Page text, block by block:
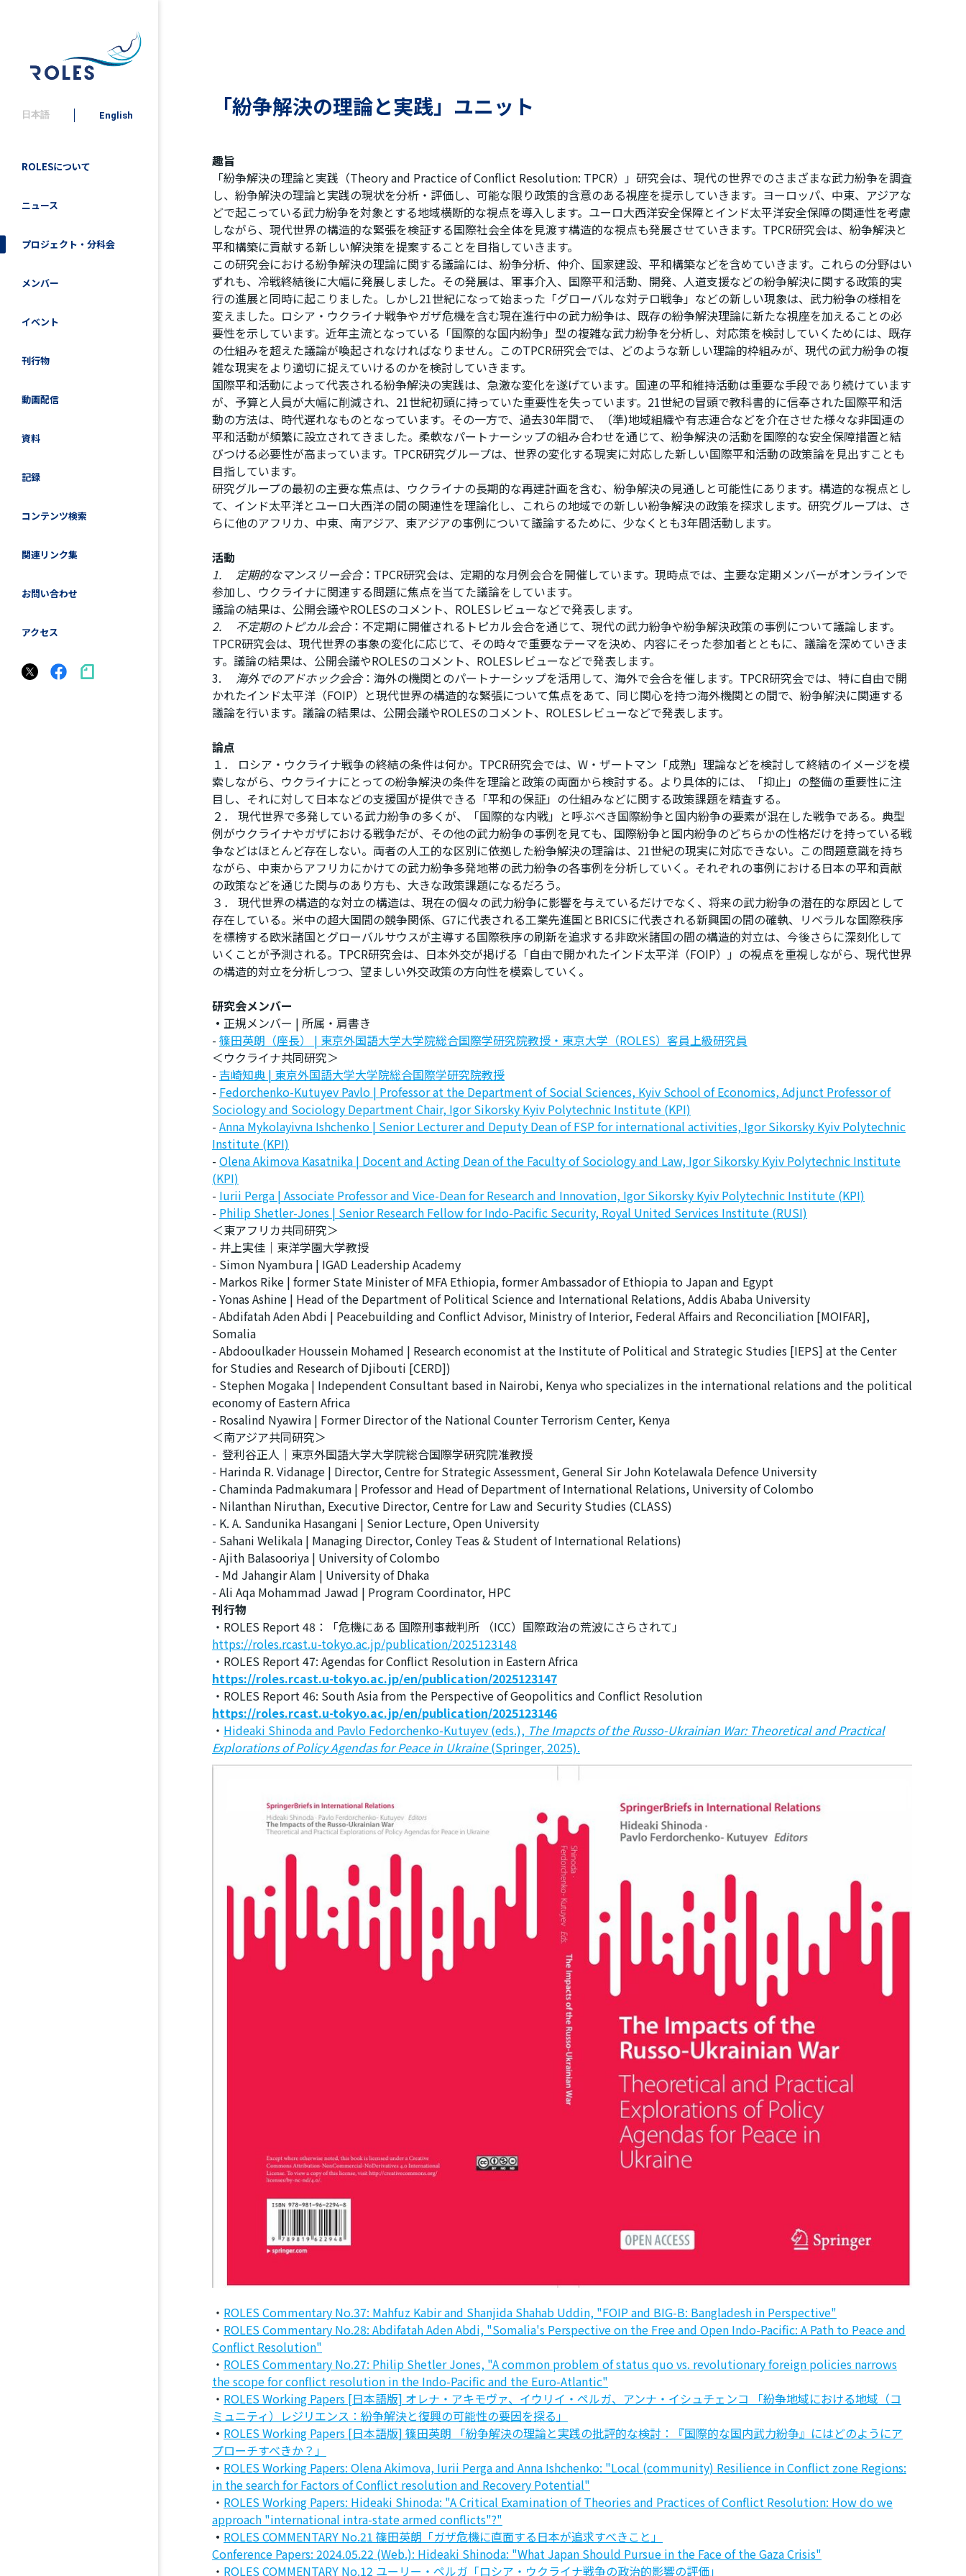
日本語 English
ROLESについて
ニュース
プロジェクト・分科会
メンバー
イベント
刊行物
動画配信
資料
記録
コンテンツ検索
関連リンク集
お問い合わせ
アクセス
「紛争解決の理論と実践」ユニット
趣旨
「紛争解決の理論と実践（Theory and Practice of Conflict Resolution: TPCR）」研究会は、現代の世界でのさまざまな武力紛争を調査
し、紛争解決の理論と実践の現状を分析・評価し、可能な限り政策的含意のある視座を提示していきます。ヨーロッパ、中東、アジアな
どで起こっている武力紛争を対象とする地域横断的な視点を導入します。ユーロ大西洋安全保障とインド太平洋安全保障の関連性を考慮
しながら、現代世界の構造的な緊張を検証する国際社会全体を見渡す構造的な視点も発展させていきます。TPCR研究会は、紛争解決と
平和構築に貢献する新しい解決策を提案することを目指していきます。
この研究会における紛争解決の理論に関する議論には、紛争分析、仲介、国家建設、平和構築などを含めていきます。これらの分野はい
ずれも、冷戦終結後に大幅に発展しました。その発展は、軍事介入、国際平和活動、開発、人道支援などの紛争解決に関する政策的実
行の進展と同時に起こりました。しかし21世紀になって始まった「グローバルな対テロ戦争」などの新しい現象は、武力紛争の様相を
変えました。ロシア・ウクライナ戦争やガザ危機を含む現在進行中の武力紛争は、既存の紛争解決理論に新たな視座を加えることの必
要性を示しています。近年主流となっている「国際的な国内紛争」型の複雑な武力紛争を分析し、対応策を検討していくためには、既存
の仕組みを超えた議論が喚起されなければなりません。このTPCR研究会では、どのような新しい理論的枠組みが、現代の武力紛争の複
雑な現実をより適切に捉えていけるのかを検討していきます。
国際平和活動によって代表される紛争解決の実践は、急激な変化を遂げています。国連の平和維持活動は重要な手段であり続けています
が、予算と人員が大幅に削減され、21世紀初頭に持っていた重要性を失っています。21世紀の冒頭で教科書的に信奉された国際平和活
動の方法は、時代遅れなものとなっています。その一方で、過去30年間で、（準)地域組織や有志連合などを介在させた様々な非国連の
平和活動が頻繁に設立されてきました。柔軟なパートナーシップの組み合わせを通じて、紛争解決の活動を国際的な安全保障措置と結
びつける必要性が高まっています。TPCR研究グループは、世界の変化する現実に対応した新しい国際平和活動の政策論を見出すことも
目指しています。
研究グループの最初の主要な焦点は、ウクライナの長期的な再建計画を含む、紛争解決の見通しと可能性にあります。構造的な視点とし
て、インド太平洋とユーロ大西洋の間の関連性を理論化し、これらの地域での新しい紛争解決の政策を探求します。研究グループは、さ
らに他のアフリカ、中東、南アジア、東アジアの事例について議論するために、少なくとも3年間活動します。
活動
1.
定期的なマンスリー会合：TPCR研究会は、定期的な月例会合を開催しています。現時点では、主要な定期メンバーがオンラインで
参加し、ウクライナに関連する問題に焦点を当てた議論をしています。
議論の結果は、公開会議やROLESのコメント、ROLESレビューなどで発表します。
2.
不定期のトピカル会合：不定期に開催されるトピカル会合を通じて、現代の武力紛争や紛争解決政策の事例について議論します。
TPCR研究会は、現代世界の事象の変化に応じて、その時々で重要なテーマを決め、内容にそった参加者とともに、議論を深めていきま
す。議論の結果は、公開会議やROLESのコメント、ROLESレビューなどで発表します。
3. 海外でのアドホック会合：海外の機関とのパートナーシップを活用して、海外で会合を催します。TPCR研究会では、特に自由で開
かれたインド太平洋（FOIP）と現代世界の構造的な緊張について焦点をあて、同じ関心を持つ海外機関との間で、紛争解決に関連する
議論を行います。議論の結果は、公開会議やROLESのコメント、ROLESレビューなどで発表します。
論点
１． ロシア・ウクライナ戦争の終結の条件は何か。TPCR研究会では、W・ザートマン「成熟」理論などを検討して終結のイメージを模
索しながら、ウクライナにとっての紛争解決の条件を理論と政策の両面から検討する。より具体的には、「抑止」の整備の重要性に注
目し、それに対して日本などの支援国が提供できる「平和の保証」の仕組みなどに関する政策課題を精査する。
２． 現代世界で多発している武力紛争の多くが、「国際的な内戦」と呼ぶべき国際紛争と国内紛争の要素が混在した戦争である。典型
例がウクライナやガザにおける戦争だが、その他の武力紛争の事例を見ても、国際紛争と国内紛争のどちらかの性格だけを持っている戦
争などはほとんど存在しない。両者の人工的な区別に依拠した紛争解決の理論は、21世紀の現実に対応できない。この問題意識を持ち
ながら、中東からアフリカにかけての武力紛争多発地帯の武力紛争の各事例を分析していく。それぞれの事例における日本の平和貢献
の政策などを通じた関与のあり方も、大きな政策課題になるだろう。
３． 現代世界の構造的な対立の構造は、現在の個々の武力紛争に影響を与えているだけでなく、将来の武力紛争の潜在的な原因として
存在している。米中の超大国間の競争関係、G7に代表される工業先進国とBRICSに代表される新興国の間の確執、リベラルな国際秩序
を標榜する欧米諸国とグローバルサウスが主導する国際秩序の刷新を追求する非欧米諸国の間の構造的対立は、今後さらに深刻化して
いくことが予測される。TPCR研究会は、日本外交が掲げる「自由で開かれたインド太平洋（FOIP）」の視点を重視しながら、現代世界
の構造的対立を分析しつつ、望ましい外交政策の方向性を模索していく。
研究会メンバー
・ 正規メンバー | 所属・肩書き
- 篠田英朗（座長） | 東京外国語大学大学院総合国際学研究院教授・東京大学（ROLES）客員上級研究員
＜ウクライナ共同研究＞
- 吉崎知典 | 東京外国語大学大学院総合国際学研究院教授
- Fedorchenko-Kutuyev Pavlo | Professor at the Department of Social Sciences, Kyiv School of Economics, Adjunct Professor of
Sociology and Sociology Department Chair, Igor Sikorsky Kyiv Polytechnic Institute (KPI)
- Anna Mykolayivna Ishchenko | Senior Lecturer and Deputy Dean of FSP for international activities, Igor Sikorsky Kyiv Polytechnic
Institute (KPI)
- Olena Akimova Kasatnika | Docent and Acting Dean of the Faculty of Sociology and Law, Igor Sikorsky Kyiv Polytechnic Institute
(KPI)
- Iurii Perga | Associate Professor and Vice-Dean for Research and Innovation, Igor Sikorsky Kyiv Polytechnic Institute (KPI)
- Philip Shetler-Jones | Senior Research Fellow for Indo-Pacific Security, Royal United Services Institute (RUSI)
＜東アフリカ共同研究＞
- 井上実佳｜東洋学園大学教授
- Simon Nyambura | IGAD Leadership Academy
- Markos Rike | former State Minister of MFA Ethiopia, former Ambassador of Ethiopia to Japan and Egypt
- Yonas Ashine | Head of the Department of Political Science and International Relations, Addis Ababa University
- Abdifatah Aden Abdi | Peacebuilding and Conflict Advisor, Ministry of Interior, Federal Affairs and Reconciliation [MOIFAR],
Somalia
- Abdooulkader Houssein Mohamed | Research economist at the Institute of Political and Strategic Studies [IEPS] at the Center
for Studies and Research of Djibouti [CERD])
- Stephen Mogaka | Independent Consultant based in Nairobi, Kenya who specializes in the international relations and the political
economy of Eastern Africa
- Rosalind Nyawira | Former Director of the National Counter Terrorism Center, Kenya
＜南アジア共同研究＞
- 登利谷正人｜東京外国語大学大学院総合国際学研究院准教授
- Harinda R. Vidanage | Director, Centre for Strategic Assessment, General Sir John Kotelawala Defence University
- Chaminda Padmakumara | Professor and Head of Department of International Relations, University of Colombo
- Nilanthan Niruthan, Executive Director, Centre for Law and Security Studies (CLASS)
- K. A. Sandunika Hasangani | Senior Lecture, Open University
- Sahani Welikala | Managing Director, Conley Teas & Student of International Relations)
- Ajith Balasooriya | University of Colombo
- Md Jahangir Alam | University of Dhaka
- Ali Aqa Mohammad Jawad | Program Coordinator, HPC
刊行物
・ROLES Report 48：「危機にある 国際刑事裁判所 （ICC）国際政治の荒波にさらされて」
https://roles.rcast.u-tokyo.ac.jp/publication/2025123148
・ROLES Report 47: Agendas for Conflict Resolution in Eastern Africa
https://roles.rcast.u-tokyo.ac.jp/en/publication/2025123147
・ROLES Report 46: South Asia from the Perspective of Geopolitics and Conflict Resolution
https://roles.rcast.u-tokyo.ac.jp/en/publication/2025123146
・ Hideaki Shinoda and Pavlo Fedorchenko-Kutuyev (eds.), The Imapcts of the Russo-Ukrainian War: Theoretical and Practical
Explorations of Policy Agendas for Peace in Ukraine(Springer, 2025).
・ ROLES Commentary No.37: Mahfuz Kabir and Shanjida Shahab Uddin, "FOIP and BIG-B: Bangladesh in Perspective"
・ ROLES Commentary No.28: Abdifatah Aden Abdi, "Somalia's Perspective on the Free and Open Indo-Pacific: A Path to Peace and
Conflict Resolution"
・ ROLES Commentary No.27: Philip Shetler Jones, "A common problem of status quo vs. revolutionary foreign policies narrows
the scope for conflict resolution in the Indo-Pacific and the Euro-Atlantic"
・ ROLES Working Papers [日本語版] オレナ・アキモヴァ、イウリイ・ペルガ、アンナ・イシュチェンコ 「紛争地域における地域（コ
ミュニティ）レジリエンス：紛争解決と復興の可能性の要因を探る」
・ ROLES Working Papers [日本語版] 篠田英朗 「紛争解決の理論と実践の批評的な検討：『国際的な国内武力紛争』にはどのようにア
プローチすべきか？」
・ ROLES Working Papers: Olena Akimova, Iurii Perga and Anna Ishchenko: "Local (community) Resilience in Conflict zone Regions:
in the search for Factors of Conflict resolution and Recovery Potential"
・ ROLES Working Papers: Hideaki Shinoda: "A Critical Examination of Theories and Practices of Conflict Resolution: How do we
approach "international intra-state armed conflicts"?"
・ ROLES COMMENTARY No.21 篠田英朗「ガザ危機に直面する日本が追求すべきこと」
Conference Papers: 2024.05.22 (Web.): Hideaki Shinoda: "What Japan Should Pursue in the Face of the Gaza Crisis"
・ ROLES COMMENTARY No.12 ユーリー・ペルガ「ロシア・ウクライナ戦争の政治的影響の評価」